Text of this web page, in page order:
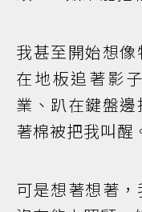
我甚至開始想像
在地板追著影
業、趴在鍵盤
著棉被把我叫醒
可是想著想著